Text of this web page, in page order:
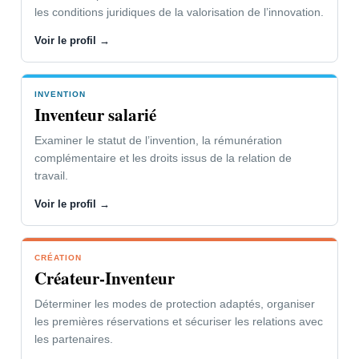
les conditions juridiques de la valorisation de l’innovation.
Voir le profil →
INVENTION
Inventeur salarié
Examiner le statut de l’invention, la rémunération
complémentaire et les droits issus de la relation de
travail.
Voir le profil →
CRÉATION
Créateur-Inventeur
Déterminer les modes de protection adaptés, organiser
les premières réservations et sécuriser les relations avec
les partenaires.